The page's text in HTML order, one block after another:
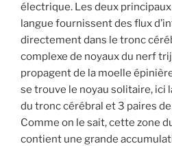
électrique. Les deux
langue fournissent des flux
directement dans le tronc
complexe de noyaux du nerf
propagent de la moelle
se trouve le noyau solitaire, ici
du tronc cérébral et 3 paires
Comme on le sait, cette zone
contient une grande